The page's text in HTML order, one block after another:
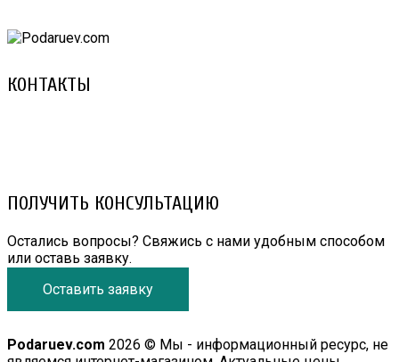
КОНТАКТЫ
ПОЛУЧИТЬ КОНСУЛЬТАЦИЮ
Остались вопросы? Свяжись с нами удобным способом
или оставь заявку.
Оставить заявку
Podaruev.com 2026 © Мы - информационный ресурс, не